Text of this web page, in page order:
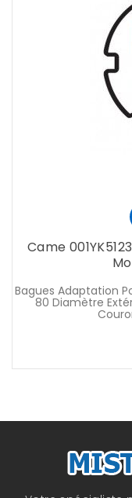
Came
Bagues Adaptation
80 Diamètre